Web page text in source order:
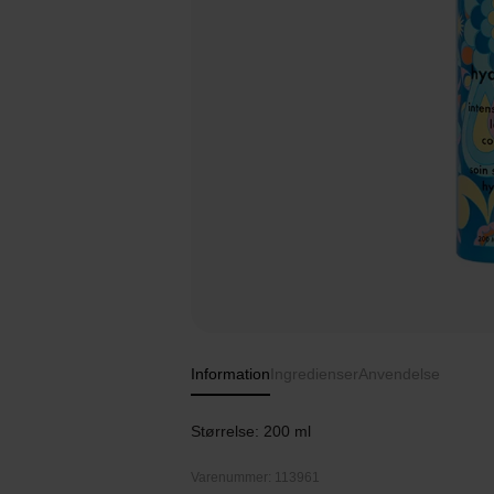
Information Ingredienser Anvendelse
Størrelse: 200 ml
Varenummer: 113961